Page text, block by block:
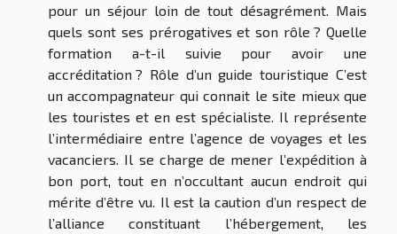
pour un séjour loin de tout désagrément. Mais
quels sont ses prérogatives et son rôle ? Quelle
formation a-t-il suivie pour avoir une
accréditation ? Rôle d’un guide touristique C’est
un accompagnateur qui connait le site mieux que
les touristes et en est spécialiste. Il représente
l’intermédiaire entre l’agence de voyages et les
vacanciers. Il se charge de mener l’expédition à
bon port, tout en n’occultant aucun endroit qui
mérite d’être vu. Il est la caution d’un respect de
l’alliance constituant l’hébergement, les